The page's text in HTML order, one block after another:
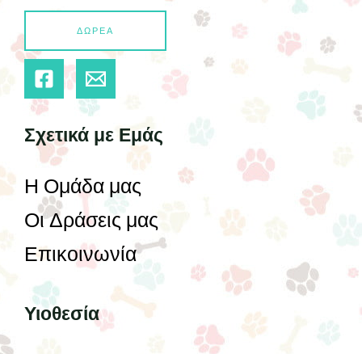
ΔΩΡΕΑ
Σχετικά με Εμάς
Η Ομάδα μας
Οι Δράσεις μας
Επικοινωνία
Υιοθεσία